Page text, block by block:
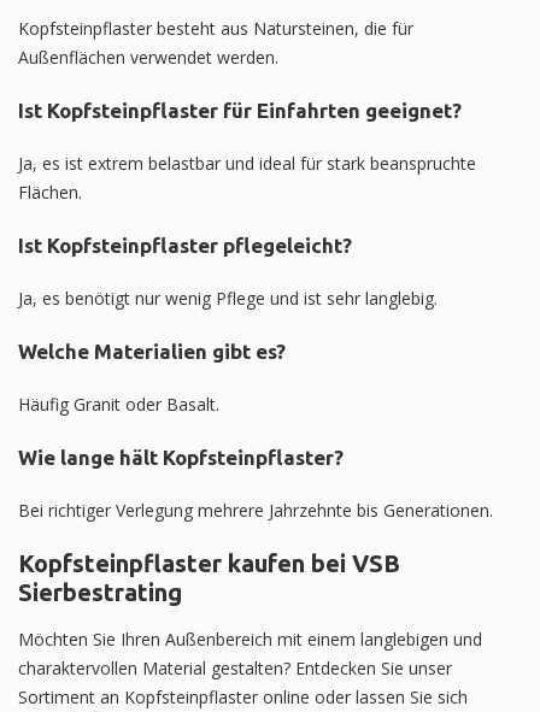
Kopfsteinpflaster besteht aus Natursteinen, die für
Außenflächen verwendet werden.
Ist Kopfsteinpflaster für Einfahrten geeignet?
Ja, es ist extrem belastbar und ideal für stark beanspruchte
Flächen.
Ist Kopfsteinpflaster pflegeleicht?
Ja, es benötigt nur wenig Pflege und ist sehr langlebig.
Welche Materialien gibt es?
Häufig Granit oder Basalt.
Wie lange hält Kopfsteinpflaster?
Bei richtiger Verlegung mehrere Jahrzehnte bis Generationen.
Kopfsteinpflaster kaufen bei VSB
Sierbestrating
Möchten Sie Ihren Außenbereich mit einem langlebigen und
charaktervollen Material gestalten? Entdecken Sie unser
Sortiment an Kopfsteinpflaster online oder lassen Sie sich